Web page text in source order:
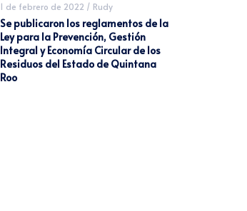
1 de febrero de 2022 / Rudy
Se publicaron los reglamentos de la
Ley para la Prevención, Gestión
Integral y Economía Circular de los
Residuos del Estado de Quintana
Roo